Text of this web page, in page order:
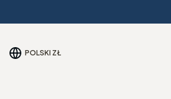
POLSKI ZŁ